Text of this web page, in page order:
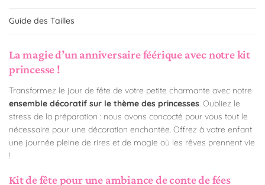
Guide des Tailles
La magie d’un anniversaire féérique avec notre kit
princesse !
Transformez le jour de fête de votre petite charmante avec notre
ensemble décoratif sur le thème des princesses . Oubliez le
stress de la préparation : nous avons concocté pour vous tout le
nécessaire pour une décoration enchantée. Offrez à votre enfant
une journée pleine de rires et de magie où les rêves prennent vie
!
Kit de fête pour une ambiance de conte de fées